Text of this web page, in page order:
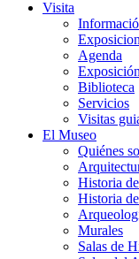
Visita
Agenda
Biblioteca
Servicios
Visitas
El Museo
Quiénes
Historia
Historia
Murales
Salas de